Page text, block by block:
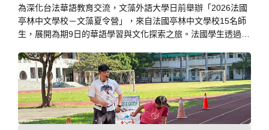
為深化台法華語教育交流，文藻外語大學日前舉辦「2026法國
亭林中文學校－文藻夏令營」，來自法國亭林中文學校15名師
生，展開為期9日的華語學習與文化探索之旅。法國學生透過課
會與文化特色，也讓台法青年交流累積更深厚的友誼。